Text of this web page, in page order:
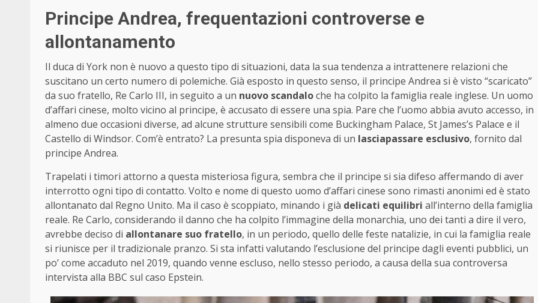
Principe Andrea, frequentazioni controverse e
allontanamento
Il duca di York non è nuovo a questo tipo di situazioni, data la sua tendenza a intrattenere relazioni che
suscitano un certo numero di polemiche. Già esposto in questo senso, il principe Andrea si è visto “scaricato”
da suo fratello, Re Carlo III, in seguito a un nuovo scandaloche ha colpito la famiglia reale inglese. Un uomo
d’affari cinese, molto vicino al principe, è accusato di essere una spia. Pare che l’uomo abbia avuto accesso, in
almeno due occasioni diverse, ad alcune strutture sensibili come Buckingham Palace, St James’s Palace e il
Castello di Windsor. Com’è entrato? La presunta spia disponeva di un lasciapassare esclusivo, fornito dal
principe Andrea.
Trapelati i timori attorno a questa misteriosa figura, sembra che il principe si sia difeso affermando di aver
interrotto ogni tipo di contatto. Volto e nome di questo uomo d’affari cinese sono rimasti anonimi ed è stato
allontanato dal Regno Unito. Ma il caso è scoppiato, minando i già delicati equilibri all’interno della famiglia
reale. Re Carlo, considerando il danno che ha colpito l’immagine della monarchia, uno dei tanti a dire il vero,
avrebbe deciso di allontanare suo fratello, in un periodo, quello delle feste natalizie, in cui la famiglia reale
si riunisce per il tradizionale pranzo. Si sta infatti valutando l’esclusione del principe dagli eventi pubblici, un
po’ come accaduto nel 2019, quando venne escluso, nello stesso periodo, a causa della sua controversa
intervista alla BBC sul caso Epstein.